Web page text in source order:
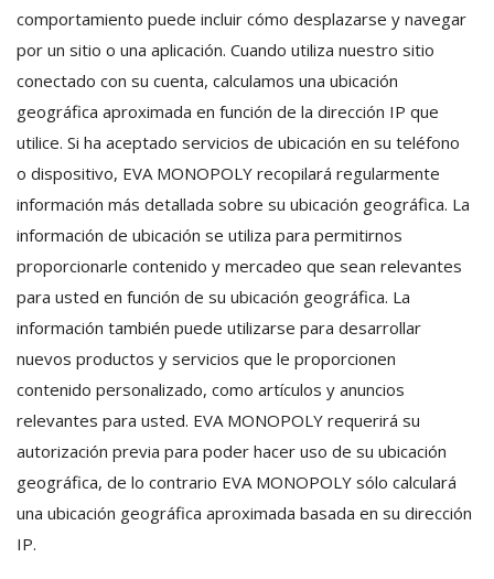
comportamiento puede incluir cómo desplazarse y navegar
por un sitio o una aplicación. Cuando utiliza nuestro sitio
conectado con su cuenta, calculamos una ubicación
geográfica aproximada en función de la dirección IP que
utilice. Si ha aceptado servicios de ubicación en su teléfono
o dispositivo, EVA MONOPOLY recopilará regularmente
información más detallada sobre su ubicación geográfica. La
información de ubicación se utiliza para permitirnos
proporcionarle contenido y mercadeo que sean relevantes
para usted en función de su ubicación geográfica. La
información también puede utilizarse para desarrollar
nuevos productos y servicios que le proporcionen
contenido personalizado, como artículos y anuncios
relevantes para usted. EVA MONOPOLY requerirá su
autorización previa para poder hacer uso de su ubicación
geográfica, de lo contrario EVA MONOPOLY sólo calculará
una ubicación geográfica aproximada basada en su dirección
IP.